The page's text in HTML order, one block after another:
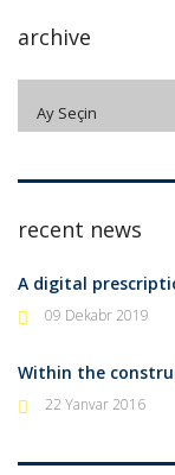
archive
Ay Seçin
recent news
A digital
09 Dekabr 2019
Within the
22 Yanvar 2016